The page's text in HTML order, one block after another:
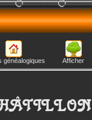
généalogiques Afficher